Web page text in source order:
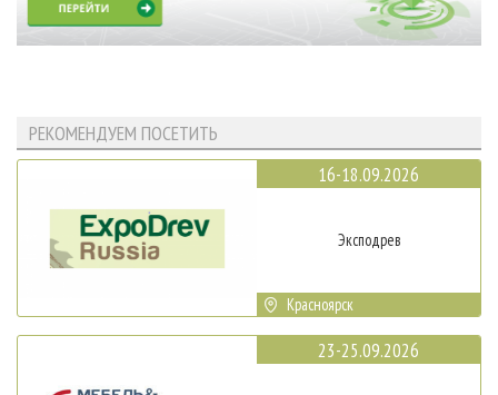
РЕКОМЕНДУЕМ ПОСЕТИТЬ
16-18.09.2026
Эксподрев
Красноярск
23-25.09.2026